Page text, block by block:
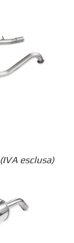
(IVA esclusa)